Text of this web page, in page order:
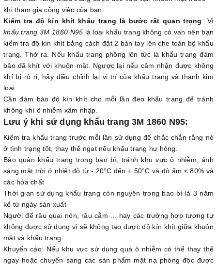
khi tham gia công việc của bạn.
Kiểm tra độ kín khít khẩu trang là bước rất quan trọng: Vì
khẩu trang 3M 1860 N95 là loại khẩu trang không có van nên bạn
kiểm tra độ kín khít bằng cách đặt 2 bàn tay lên che toàn bộ khẩu
trang. Thở ra. Nếu khẩu trang phồng lên tức là khẩu trang đảm
bảo đã khít với khuôn mặt. Ngược lại nếu cảm nhận được không
khí bị rò rỉ, hãy điều chỉnh lại vị trí của khẩu trang và thanh kim
loại.
Cần đảm bảo độ kín khít cho mỗi lần đeo khẩu trang để tránh
không khí ô nhiễm xâm nhập.
Lưu ý khi sử dụng khẩu trang 3M 1860 N95:
Kiểm tra khẩu trang trước mỗi lần sử dụng để chắc chắn rằng nó
ở tình trạng tốt, thay thế ngat nếu khẩu trang hư hỏng.
Bảo quản khẩu trang trong bao bì, tránh khu vực ô nhiễm, ánh
sáng mặt trời ở nhiệt độ từ - 20°C đến + 50°C và độ ẩm < 80% và
các hóa chất
Thời gian sử dụng khẩu trang còn nguyên trong bao bì là 3 năm
kể từ ngày sản xuất
Người để râu quai nón, râu cằm ... hay các trường hợp tương tự
không được sử dụng vì sẽ không tạo được độ kín khít giữa khuôn
mặt và khẩu trang
Khuyến cáo: Nếu khu vực sử dụng quá ô nhiễm có thể thay thế
ngay hoặc chuyển sang các sản phẩm mặt nạ phòng độc được